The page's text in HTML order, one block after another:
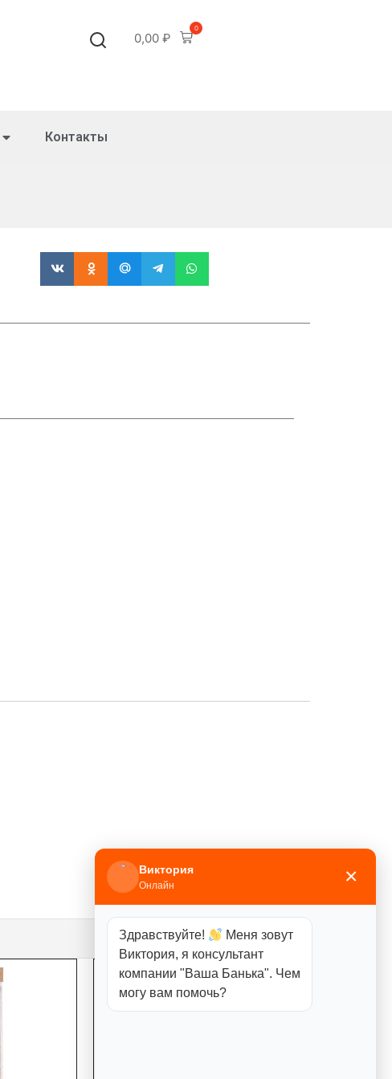
0,00 ₽
0
Контакты
Виктория
Онлайн ×
Здравствуйте!
Меня зовут
Виктория, я консультант
компании "Ваша Банька". Чем
могу вам помочь?